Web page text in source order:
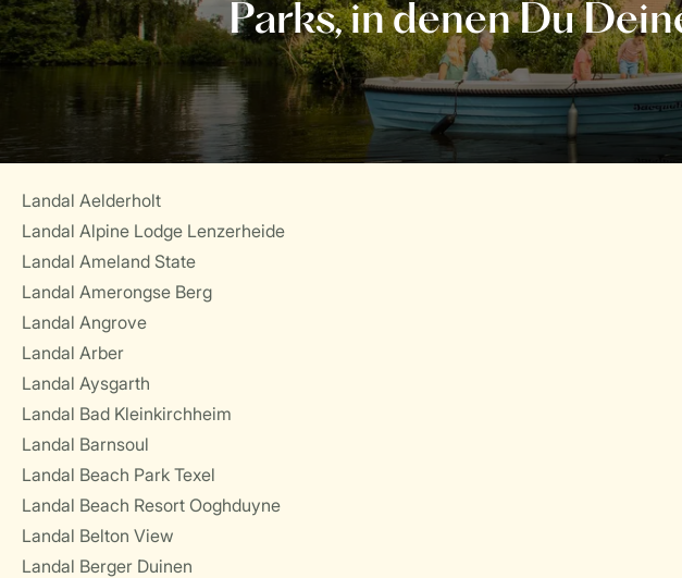
Landal Aelderholt
Landal Alpine Lodge Lenzerheide
Landal Ameland State
Landal Amerongse Berg
Landal Angrove
Landal Arber
Landal Aysgarth
Landal Bad Kleinkirchheim
Landal Barnsoul
Landal Beach Park Texel
Landal Beach Resort Ooghduyne
Landal Belton View
Landal Berger Duinen